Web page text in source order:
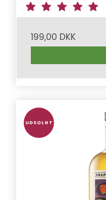
199,00 DKK
UDSOLGT